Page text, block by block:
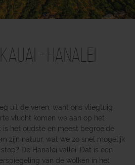
- Hanalei
uit de veren, want ons vliegtuig
vlucht komen we aan op het
is het oudste en meest begroeide
zijn natuur, wat we zo snel mogelijk
De Hanalei vallei. Dat is een
van de wolken in het